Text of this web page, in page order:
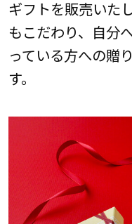
ギフトを販売いた
もこだわり、自分
っている方への贈
す。